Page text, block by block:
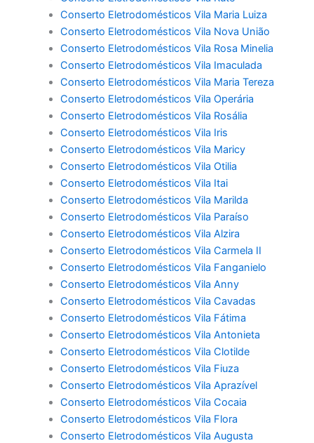
Conserto Eletrodomésticos Vila Maria Luiza
Conserto Eletrodomésticos Vila Nova União
Conserto Eletrodomésticos Vila Rosa Minelia
Conserto Eletrodomésticos Vila Imaculada
Conserto Eletrodomésticos Vila Maria Tereza
Conserto Eletrodomésticos Vila Operária
Conserto Eletrodomésticos Vila Rosália
Conserto Eletrodomésticos Vila Iris
Conserto Eletrodomésticos Vila Maricy
Conserto Eletrodomésticos Vila Otilia
Conserto Eletrodomésticos Vila Itai
Conserto Eletrodomésticos Vila Marilda
Conserto Eletrodomésticos Vila Paraíso
Conserto Eletrodomésticos Vila Alzira
Conserto Eletrodomésticos Vila Carmela II
Conserto Eletrodomésticos Vila Fanganielo
Conserto Eletrodomésticos Vila Anny
Conserto Eletrodomésticos Vila Cavadas
Conserto Eletrodomésticos Vila Fátima
Conserto Eletrodomésticos Vila Antonieta
Conserto Eletrodomésticos Vila Clotilde
Conserto Eletrodomésticos Vila Fiuza
Conserto Eletrodomésticos Vila Aprazível
Conserto Eletrodomésticos Vila Cocaia
Conserto Eletrodomésticos Vila Flora
Conserto Eletrodomésticos Vila Augusta